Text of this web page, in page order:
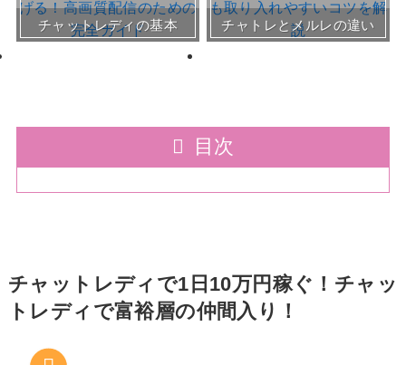
チャットレディの基本 チャトレとメルレの違い
おすすめチャトレ事務所＆
サイト
30～50代向けサイト
目次
チャットレディで1日10万円稼ぐ！チャッ
トレディで富裕層の仲間入り！